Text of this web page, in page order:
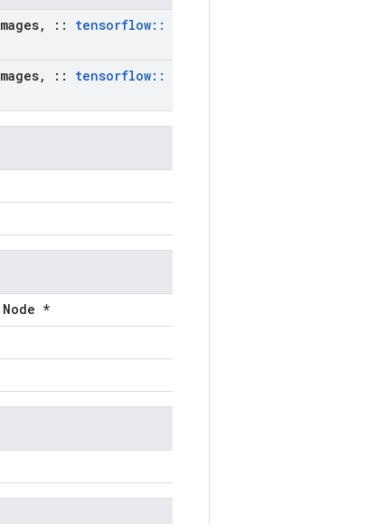
, :: tensorflow::
, :: tensorflow::
*